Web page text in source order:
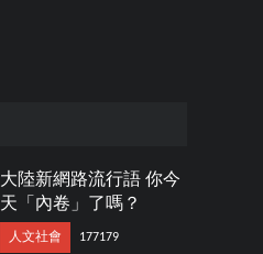
大陸新網路流行語 你今
天「內卷」了嗎？
人文社會 177179